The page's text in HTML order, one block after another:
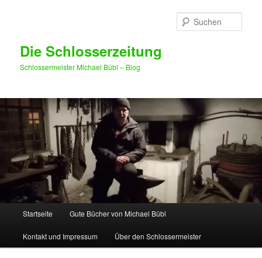
Die Schlosserzeitung
Schlossermeister Michael Bübl – Blog
Zum Inhalt wechseln
Zum sekundären Inhalt wechseln
Startseite Gute Bücher von Michael Bübl
Kontakt und Impressum Über den Schlossermeister